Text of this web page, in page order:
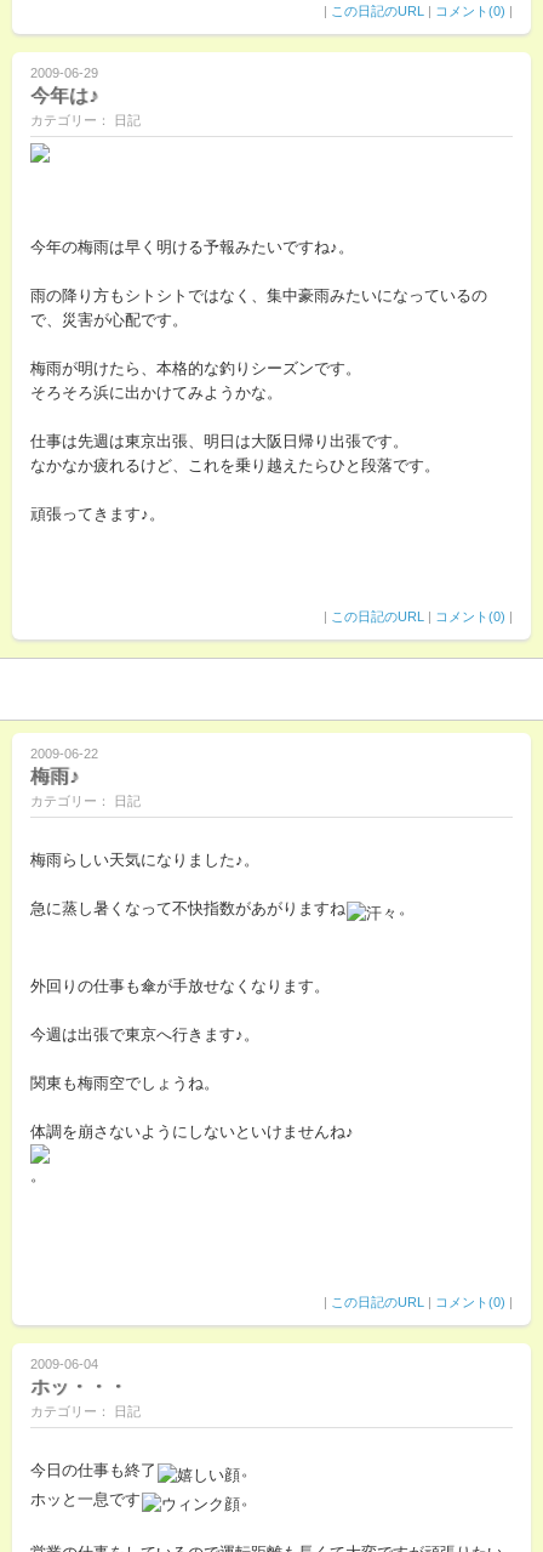
| この日記のURL | コメント(0) |
2009-06-29
今年は♪
カテゴリー： 日記
今年の梅雨は早く明ける予報みたいですね♪。
雨の降り方もシトシトではなく、集中豪雨みたいになっているの
で、災害が心配です。
梅雨が明けたら、本格的な釣りシーズンです。
そろそろ浜に出かけてみようかな。
仕事は先週は東京出張、明日は大阪日帰り出張です。
なかなか疲れるけど、これを乗り越えたらひと段落です。
頑張ってきます♪。
| この日記のURL | コメント(0) |
2009-06-22
梅雨♪
カテゴリー： 日記
梅雨らしい天気になりました♪。
急に蒸し暑くなって不快指数があがりますね 。
外回りの仕事も傘が手放せなくなります。
今週は出張で東京へ行きます♪。
関東も梅雨空でしょうね。
体調を崩さないようにしないといけませんね♪
。
| この日記のURL | コメント(0) |
2009-06-04
ホッ・・・
カテゴリー： 日記
今日の仕事も終了
。
ホッと一息です
。